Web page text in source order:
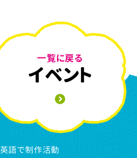
一覧に戻る
イベント
英語で制作活動